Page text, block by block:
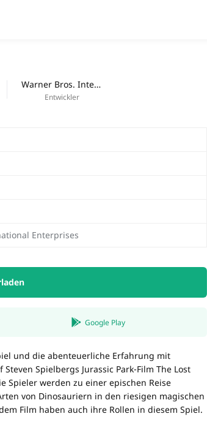
Warner Bros. International Enterprises
Entwickler
Enterprises
Google Play
und die abenteuerliche Erfahrung mit
Spielbergs Jurassic Park-Film The Lost
Spieler werden zu einer epischen Reise
von Dinosauriern in den riesigen magischen
Film haben auch ihre Rollen in diesem Spiel.